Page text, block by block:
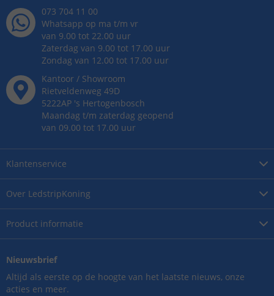
Over LedstripKoning
Product informatie
Klantenservice
073 704 11 00
Whatsapp op ma t/m vr
van 9.00 tot 22.00 uur
Zaterdag van 9.00 tot 17.00 uur
Zondag van 12.00 tot 17.00 uur
Kantoor / Showroom
Rietveldenweg 49D
5222AP 's Hertogenbosch
Maandag t/m zaterdag geopend
van 09.00 tot 17.00 uur
Nieuwsbrief
Altijd als eerste op de hoogte van het laatste nieuws, onze
acties en meer.